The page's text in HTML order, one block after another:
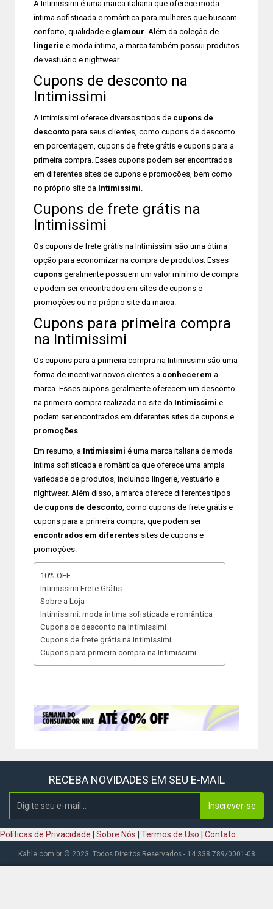
A Intimissimi é uma marca italiana que oferece moda
íntima sofisticada e romântica para mulheres que buscam
conforto, qualidade e glamour. Além da coleção de
lingerie e moda íntima, a marca também possui produtos
de vestuário e nightwear.
Cupons de desconto na
Intimissimi
A Intimissimi oferece diversos tipos de cupons de
desconto para seus clientes, como cupons de desconto
em porcentagem, cupons de frete grátis e cupons para a
primeira compra. Esses cupons podem ser encontrados
em diferentes sites de cupons e promoções, bem como
no próprio site da Intimissimi.
Cupons de frete grátis na
Intimissimi
Os cupons de frete grátis na Intimissimi são uma ótima
opção para economizar na compra de produtos. Esses
cupons geralmente possuem um valor mínimo de compra
e podem ser encontrados em sites de cupons e
promoções ou no próprio site da marca.
Cupons para primeira compra
na Intimissimi
Os cupons para a primeira compra na Intimissimi são uma
forma de incentivar novos clientes a conhecerem a
marca. Esses cupons geralmente oferecem um desconto
na primeira compra realizada no site da Intimissimi e
podem ser encontrados em diferentes sites de cupons e
promoções.
Em resumo, a Intimissimi é uma marca italiana de moda
íntima sofisticada e romântica que oferece uma ampla
variedade de produtos, incluindo lingerie, vestuário e
nightwear. Além disso, a marca oferece diferentes tipos
de cupons de desconto, como cupons de frete grátis e
cupons para a primeira compra, que podem ser
encontrados em diferentes sites de cupons e
promoções.
10% OFF
Intimissimi Frete Grátis
Sobre a Loja
Intimissimi: moda íntima sofisticada e romântica
Cupons de desconto na Intimissimi
Cupons de frete grátis na Intimissimi
Cupons para primeira compra na Intimissimi
RECEBA NOVIDADES EM SEU E-MAIL
Inscrever-se
Políticas de Privacidade Sobre Nós Termos de Uso Contato
Kahle.com.br © 2023. Todos Direitos Reservados - 14.338.789/0001-08